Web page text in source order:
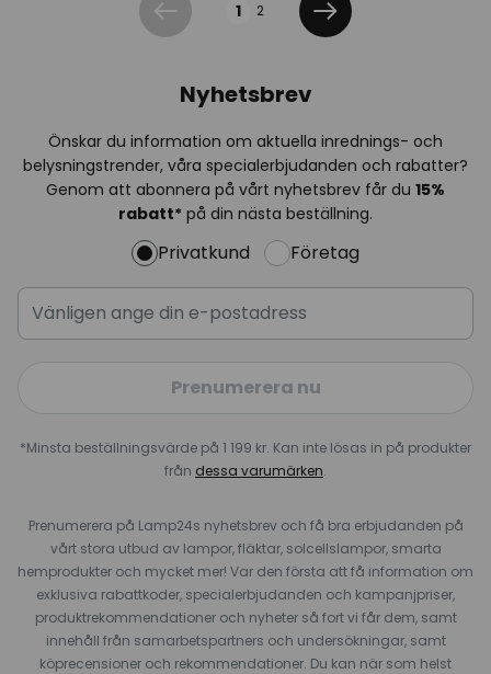
Föregående
1 2
Nästa
Nyhetsbrev
Önskar du information om aktuella inrednings- och
belysningstrender, våra specialerbjudanden och rabatter?
Genom att abonnera på vårt nyhetsbrev får du 15%
rabatt* på din nästa beställning.
Privatkund Företag
Prenumerera nu
*Minsta beställningsvärde på 1 199 kr. Kan inte lösas in på produkter
från dessa varumärken.
Prenumerera på Lamp24s nyhetsbrev och få bra erbjudanden på
vårt stora utbud av lampor, fläktar, solcellslampor, smarta
hemprodukter och mycket mer! Var den första att få information om
exklusiva rabattkoder, specialerbjudanden och kampanjpriser,
produktrekommendationer och nyheter så fort vi får dem, samt
innehåll från samarbetspartners och undersökningar, samt
köprecensioner och rekommendationer. Du kan när som helst